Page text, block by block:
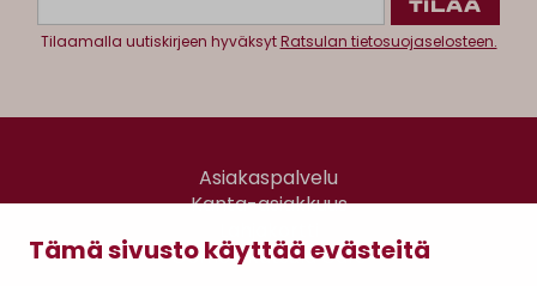
Tämä sivusto käyttää evästeitä
Tilaamalla uutiskirjeen hyväksytRatsulan tietosuojaselosteen.
Asiakaspalvelu
Kanta-asiakkuus
Gomee Ratsula Café